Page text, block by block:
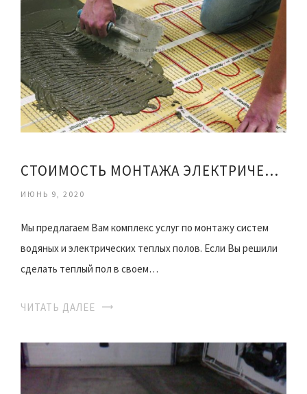
СТОИМОСТЬ МОНТАЖА ЭЛЕКТРИЧЕСКОГО ТЕПЛОГО ПОЛА
ИЮНЬ 9, 2020
Мы предлагаем Вам комплекс услуг по монтажу систем
водяных и электрических теплых полов. Если Вы решили
сделать теплый пол в своем…
ЧИТАТЬ ДАЛЕЕ